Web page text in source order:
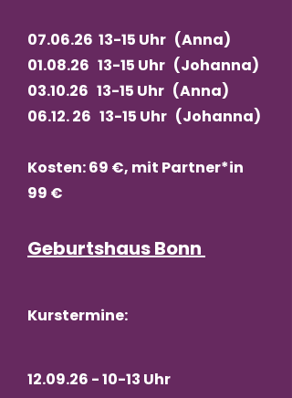
07.06.26 13-15 Uhr (Anna)
01.08.26 13-15 Uhr (Johanna)
03.10.26 13-15 Uhr (Anna)
06.12. 26 13-15 Uhr (Johanna)
Kosten: 69 €, mit Partner*in
99 €
Geburtshaus Bonn
Kurstermine:
12.09.26 - 10-13 Uhr